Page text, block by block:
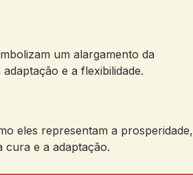
um alargamento da
e a flexibilidade.
eles representam a prosperidade,
cura e a adaptação.